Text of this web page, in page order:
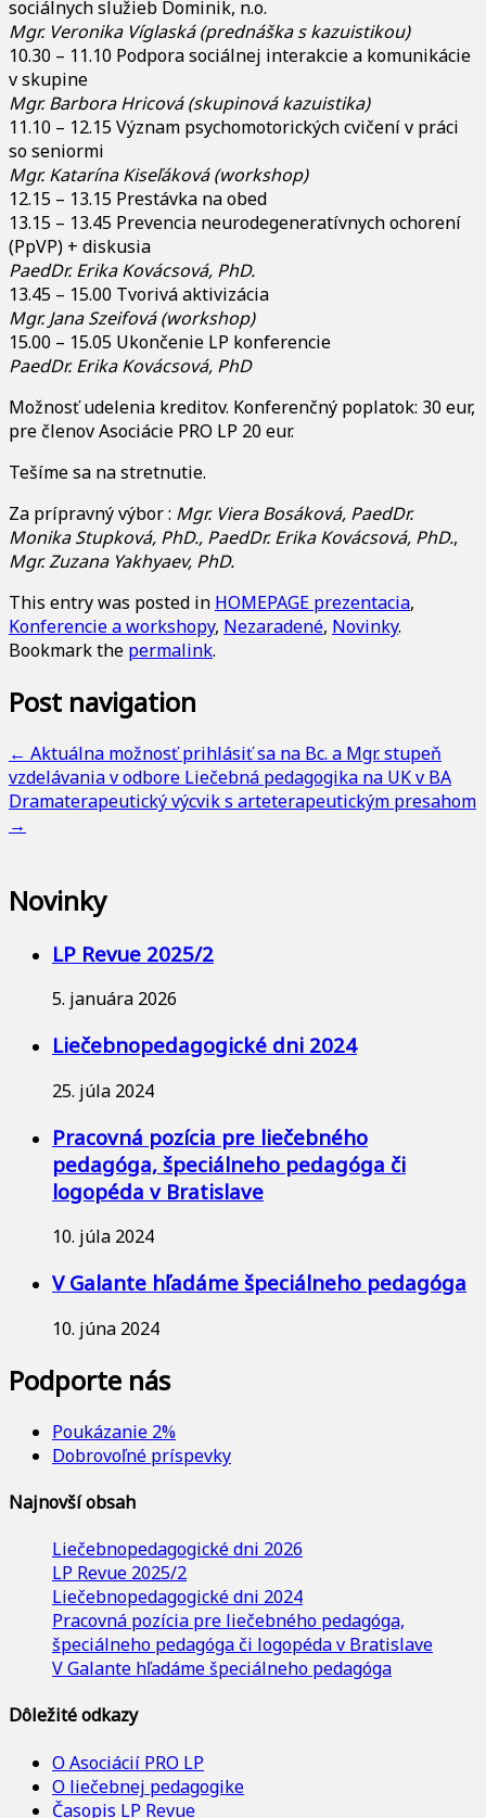
sociálnych služieb Dominik, n.o.
Mgr. Veronika Víglaská (prednáška s kazuistikou)
10.30 – 11.10 Podpora sociálnej interakcie a komunikácie
v skupine
Mgr. Barbora Hricová (skupinová kazuistika)
11.10 – 12.15 Význam psychomotorických cvičení v práci
so seniormi
Mgr. Katarína Kiseľáková (workshop)
12.15 – 13.15 Prestávka na obed
13.15 – 13.45 Prevencia neurodegeneratívnych ochorení
(PpVP) + diskusia
PaedDr. Erika Kovácsová, PhD.
13.45 – 15.00 Tvorivá aktivizácia
Mgr. Jana Szeifová (workshop)
15.00 – 15.05 Ukončenie LP konferencie
PaedDr. Erika Kovácsová, PhD
Možnosť udelenia kreditov. Konferenčný poplatok: 30 eur,
pre členov Asociácie PRO LP 20 eur.
Tešíme sa na stretnutie.
Za prípravný výbor : Mgr. Viera Bosáková, PaedDr.
Monika Stupková, PhD., PaedDr. Erika Kovácsová, PhD.,
Mgr. Zuzana Yakhyaev, PhD.
This entry was posted in HOMEPAGE prezentacia,
Konferencie a workshopy, Nezaradené, Novinky.
Bookmark the permalink.
Post navigation
← Aktuálna možnosť prihlásiť sa na Bc. a Mgr. stupeň
vzdelávania v odbore Liečebná pedagogika na UK v BA
Dramaterapeutický výcvik s arteterapeutickým presahom
→
Novinky
LP Revue 2025/2
5. januára 2026
Liečebnopedagogické dni 2024
25. júla 2024
Pracovná pozícia pre liečebného
pedagóga, špeciálneho pedagóga či
logopéda v Bratislave
10. júla 2024
V Galante hľadáme špeciálneho pedagóga
10. júna 2024
Podporte nás
Poukázanie 2%
Dobrovoľné príspevky
Najnovší obsah
Liečebnopedagogické dni 2026
LP Revue 2025/2
Liečebnopedagogické dni 2024
Pracovná pozícia pre liečebného pedagóga,
špeciálneho pedagóga či logopéda v Bratislave
V Galante hľadáme špeciálneho pedagóga
Dôležité odkazy
O Asociácií PRO LP
O liečebnej pedagogike
Časopis LP Revue